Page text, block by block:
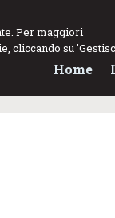
Per maggiori
cliccando su
Home